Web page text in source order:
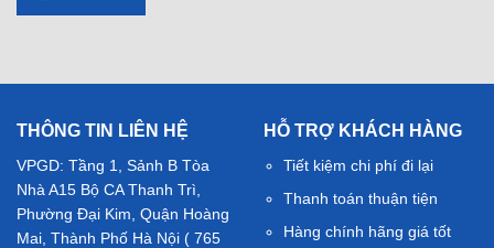
THÔNG TIN LIÊN HỆ
VPGD: Tầng 1, Sảnh B Tòa
Nhà A15 Bộ CA Thanh Trì,
Phường Đại Kim, Quận Hoàng
Mai, Thành Phố Hà Nội ( 765
HỖ TRỢ KHÁCH HÀNG
Tiết kiệm chi phí đi lại
Thanh toán thuận tiện
Hàng chính hãng giá tốt